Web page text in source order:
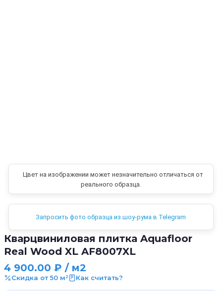
Цвет на изображении может незначительно отличаться от
реального образца.
Запросить фото образца из шоу-рума в Telegram
Кварцвиниловая плитка Aquafloor
Real Wood XL AF8007XL
4 900.00 ₽ / м2
Скидка от 50 м² Как считать?